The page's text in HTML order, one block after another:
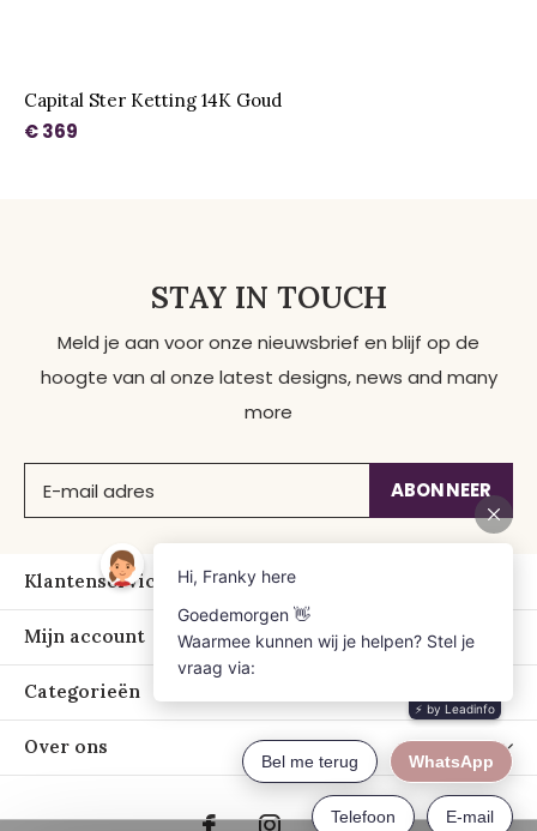
Capital Ster Ketting 14K Goud
€ 369
STAY IN TOUCH
Meld je aan voor onze nieuwsbrief en blijf op de
hoogte van al onze latest designs, news and many
more
ABONNEER
Klantenservice
Mijn account
Categorieën
Over ons